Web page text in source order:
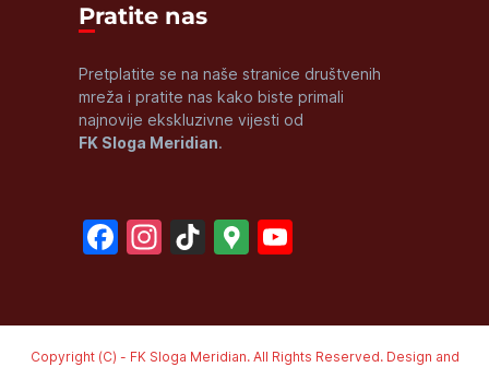
Pratite nas
Pretplatite se na naše stranice društvenih
mreža i pratite nas kako biste primali
najnovije ekskluzivne vijesti od
FK Sloga Meridian.
Facebook
Instagram
TikTokGoogle
Copyright (C) - FK Sloga Meridian. All Rights Reserved. Design and